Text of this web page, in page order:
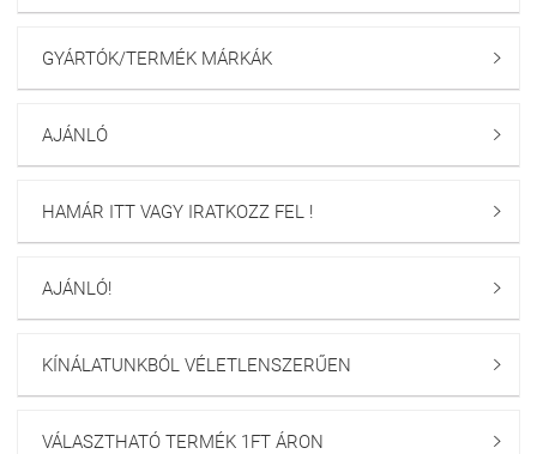
GYÁRTÓK/TERMÉK MÁRKÁK 
AJÁNLÓ 
HAMÁR ITT VAGY IRATKOZZ FEL ! 
AJÁNLÓ! 
KÍNÁLATUNKBÓL VÉLETLENSZERŰEN 
VÁLASZTHATÓ TERMÉK 1FT ÁRON 